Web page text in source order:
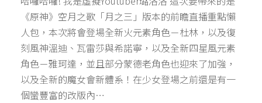
《原神》空月之歌「月之三」版本的前瞻直播重點懶
人包，本次將會登場全新火元素角色－杜林，以及復
刻風神溫迪、瓦雷莎與希諾寧，以及全新四星風元素
角色－雅珂達，並且部分蒙德老角色也迎來了加強，
以及全新的魔女會新體系！在少女登場之前還是有一
個蠻豐富的改版內…